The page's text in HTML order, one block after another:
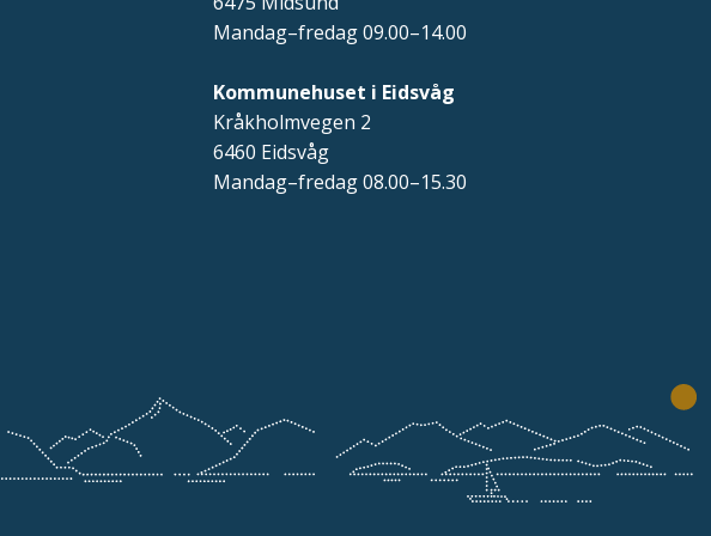
Mandag–fredag 09.00–14.00
Kommunehuset i Eidsvåg
Kråkholmvegen 2
6460 Eidsvåg
Mandag–fredag 08.00–15.30